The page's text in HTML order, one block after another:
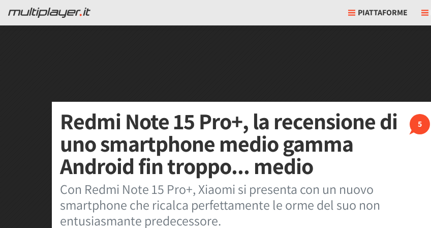
PIATTAFORME
5
Redmi Note 15 Pro+, la recensione di
uno smartphone medio gamma
Android fin troppo... medio
Con Redmi Note 15 Pro+, Xiaomi si presenta con un nuovo
smartphone che ricalca perfettamente le orme del suo non
entusiasmante predecessore.